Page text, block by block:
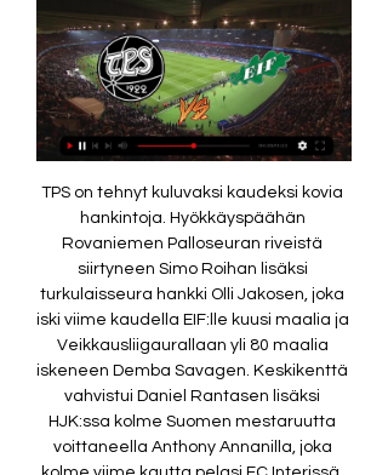
TPS on tehnyt kuluvaksi kaudeksi kovia hankintoja. Hyökkäyspäähän Rovaniemen Palloseuran riveistä siirtyneen Simo Roihan lisäksi turkulaisseura hankki Olli Jakosen, joka iski viime kaudella EIF:lle kuusi maalia ja Veikkausliigaurallaan yli 80 maalia iskeneen Demba Savagen. Keskikenttä vahvistui Daniel Rantasen lisäksi HJK:ssa kolme Suomen mestaruutta voittaneella Anthony Annanilla, joka kolme viime kautta pelasi FC Interissä. Myös puolustukseen liittyi Joonas Lakkamäki porilaisseura MuSasta. – Kun katsoo TPS:n tämän kauden hankintoja, pitäisi heidän voittaa kaikki ottelut ja mikään muu kuin suora liiganousu olisi heille iso pettymys. Meillä on kuitenkin hyvä kutina joukkueen sisällä ja lähdemme hakemaan kolmea pistettä Myllykoskelta Kotkaan, Lepola tuumaa. Lähde sinäkin kannustamaan KTP voittoon Myllykoskella pelattavasta kotiottelusta TPS:aa vastaan. KTP järjestää bussikuljetuksen KSOY Stadionilla pelattavaan otteluun Turun Palloseuraa vastaan. 

Ykkösen kausi 2022 – WikipediaYkkösen kausi 2022 Joukkueiden määrä 12 Ajankohta 2022 Mestari FC KTP Toinen sija TPS Kolmas sija FF Jaro Nousseet joukkueet Pudonneet joukkueet PK-35, PEPO, PIF Paras maalintekijä Mika (FC KTP) Paras pelaaja Kokonainen yleisömäärä 105 430[1] Yleisökeskiarvo 798[1] Ylempi sarjataso Veikkausliiga 2022 Alempi sarjataso Kakkonen 2022 ← 2021 2023 → Ykkösen kausi 2022 oli Suomen jalkapallon toiseksi korkeimman sarjatason Ykkösen 50. kausi. 

Kokonaisuudessaan se oli meiltä tasapainoinen esitys, mutta kaikki joukkueessa tiedostavat potentiaalimme nähtyä parempaan ja sitä olemme käyneet nyt läpi harjoituksissa, Lepola kertoo. Lepola tietää, että TPS on aloittanut kautensa kahdella voitolla, jossa joukkue on iskenyt yhteensä kuusi maalia. – TPS:ssa on tosi paljon rutinoituneita ja taitavia pelaajia. Puolustuslinjan ja maalivahtipelin pitää onnistua meiltä täydellisesti, mikäli haluamme napata pisteitä heitä vastaan. Olemme kuitenkin valmiita heidän kohtaamiseen, Lepola sanoo. 

30 2–1 (2–1) Brunell 19' Bushue 27' Raportti Efimov 25' Pietarsaaren keskuskenttä, PietarsaariYleisömäärä: 1 378Tuomari: Petri Viljanen 17. 30 4–0 (2–0) Jakonen 16' Roiha 27' Jakonen 48' Rantanen 81' Veritas Stadion, TurkuYleisömäärä: 2 389Tuomari: Dennis Antamo Tilastot[muokkaa | muokkaa wikitekstiä] Maalipörssi[muokkaa | muokkaa wikitekstiä] 15 maalia Mika (KTP) 12 maalia Adam Larsson (EIF) Aleksi Ristola (JäPS) 11 maalia Severi Kähkönen (FF Jaro) 10 maalia Topi Keskinen (MP) Irfan Sadik (PEPO) Oskari Sallinen (EIF) Simo Roiha (TPS) 9 maalia Aleksi Tarvonen (KTP) Olli Jakonen (TPS) 8 maalia Douglas Caé (Gnistan) Jonathan Muzinga (SJK Akatemia) Antti Ulmanen (JäPS) Joni Remesaho (FF Jaro) Kevin Beugré (MP) 7 maalia Gezim Voca (PIF) Joni Mäkelä (KTP) Santeri Stenius (KTP) Charalampos Chantzopoulos (KPV) 6 maalia Alhaji Gero (FF Jaro) Valentin Gasc (SJK Akatemia) Olmes García (PK-35) Rony Huhtala (Gnistan) Hussein Mohamed (PK-35) David Ramadingaye (KTP) Valdrin Rashica (EIF) Oskar Pihlaja (SJK Akatemia) Viisi maalia Momodou Sarr (Gnistan) Willem Haapiainen (KPV) Linus Rönnberg (TPS) Xhevdet Gela (PK-35) Jonathan Dunyin (FF Jaro) Kasper Hämäläinen (TPS) Antti Mäkijärvi (KTP) Roope Huhtala (PEPO) Daniel Rantanen (TPS) Neljä maalia Kingsley Ofori (SJK Akatemia) Benjamin Heikkinen (PIF) Albin Björkskog (FF Jaro) Santeri Mäkinen (KPV) Miguel Ángel Medina Asprilla (PK-35) Miika Kauppila (KPV) Juuso Liukkonen (MP) Esa Terävä (PK-35) Antonio Hotta (FF Jaro) Markus Kronholm (FF Jaro) Emile Paul Tendeng (FF Jaro) Fabian (Gnistan) Albijon Muzaci (TPS) Yoshiaki Kikuchi (Gnistan) Kuukauden pelaajat[muokkaa | muokkaa wikitekstiä] Kuukausi Kuukauden pelaaja Lähde Pelaaja Seura Huhtikuu Simo Roiha [8] Toukokuu Adam Larsson [9] Kesäkuu Jere Koponen [10] Heinäkuu Aleksi Tarvonen [11] Elokuu David Ramadingaye [12] Syyskuu Miguel Ángel Junco Martínez [13] Paras pelaaja[muokkaa | muokkaa wikitekstiä] Jalkapallon Pelaajayhdistys valitsi vuoden 2022 Ykkösen parhaan pelaajan pelaajien oman äänestyksen perusteella:[14] Vuoden paras pelaaja: Mika KTP Vuoden maalivahti: Jere Koponen TPS Vuoden puolustaja: Samba Benga TPS Vuoden keskikenttäpelaaja: Kasper Hämäläinen TPS Vuoden hyökkääjä: Mika KTP Lähteet[muokkaa | muokkaa wikitekstiä] ↑ a b Ykkönen - Attendance figures - Attendances 2022 Transfermarkt. 

KTP:n riveissä kolmannen kautensa aloittanut maalivahti Anton Lepola on alkujaan TPS:n kasvatti. Turkulaisten edustusjoukkueessa Lepola pelasi kaudella 2019, jolloin torjuntavastuuta kertyi kuudessa Ykkösen ottelussa. – Onhan siinä aina hieman ekstralatausta, kun pelaa Tepsiä vastaan. Vastassa on tuttuja pelaajia ja tuttu organisaatio. Ei sitä käy kieltäminen, etteikö TPS ole ollut iso osa elämääni. Odotamme koko joukkueena jo vesi kielellä torstain ottelua. Niin monta kertaa olen jo TPS:aa vastaan pelannut, ettei enää ole pelkoa ylilatauksesta, Lepola sanoo. Lepola oli tyytyväinen sarja-avaukseen, joka toi KTP:lle täydet kolme sarjapistettä, vaikka parannettavaa jäikin. – Kauden aloituksessa oli tärkeintä, että saimme täydet pisteet ja pidettyä nollan omissa. Meillä oli paikkoja tehdä useampiakin maaleja, mutta tällä kertaa yhden maalin tekeminen riitti voittoon. 

TPS vs EIF - live score, predicted lineups and H2H stats. 18.8.2022 — TPS vs EIF on Thu, Aug 18, 2022, 15:30 UTC ended 2 - 2. Check live results, H2H, match stats, lineups, player ratings, insights, team forms, ...

100-vuotisjuhlavuottaan viettävä TPS on voittanut molemmat kuluvan kauden Ykkösen otteluaan tehden molemmissa peräti kolme maalia. Ensimmäisessä ottelussa EIF kaatui maalein 3–1 ja toisessa sarjanousija JäPS 3–0. Avausottelussa tehopelaajana toimi Daniel Rantanen, joka viimeisteli yhden ja teki kahteen maaliin esityön. JäPS-kaadossa kunnostautui vuorostaan hattutempun iskenyt Simo Roiha ja 16-vuotias kolmannen polven tepsiläinen Jasper Jalonen, joka antoi kaksi maalisyöttöä ja hankki joukkueellen rangaistuspotkun. 

EIF - TPS 0-3 13. 3. 2022 Ykköscup: AnnaBet. comPääsivuOhjelmatTotoMonivetoVakioTulosveto1x2->AsianHCBet SimulatorBetExToolPoissoNed! PoissoNed! UmtSijavetolaskuriRandomizerWizard Of OddsJääkiekkoTilastotTuloksetTuloshakuMM-kisatOlympialaisetJalkapalloTilastotTuloksetTuloshakuEuro 2024World Cup 2026Africa Cup of N. Asian CupWorld Cup U20Euro U17Euro U21KoripalloTilastotTuloksetTuloshakuLisää... RekisteröidyLentopalloBaseballNFLBlogiVerkkokauppaVeikkauskalenteriPrivacy NoticeYhteydenotto Languages English/ROW English/USA Español Deutsch Italiano Русский Українська Polski Slovenščina Svenska Česky Slovenský Suomi Tervetuloa vieras Kirjaudu Rekisteröidy 13. 03. 

TPS vs EIF H2H 2 oct 2023 Head to Head stats predictionWe invite you to check TPS and EIF match statistict (Tab Stats->Match statistics), where you will find out who is the best scorer. Also you can check the statistics of possession, shots, corners, offsides, and many other applications. In tab Goals stats (tab Stats->Goals stats) check how many loses and scored goals per game, how many games won and lost to zero. You will find what results teams TPS and EIF usually end matches with divided into first and second half. 

TPS live tulospalvelu, tulokset, otteluohjelma, TPS - Ekenäs IF live | Jalkapallo, SuomiAPUA: Olet joukkueen TPS -tulossivulla Jalkapallo/Suomi -alueella. Flashscore. fi tarjoaa joukkueen TPS live tulospalvelun, lopputulokset ja otteluiden tilanteet, sarjataulukot ja otteluiden yksityiskohdat (maalintekijät, punaiset kortit, kerroinvertailun,... ). Joukkueen TPS tulosten lisäksi voit seurata Flashscore. fiista yli 1000 eri jalkapallosarjaa yli 90 eri maasta ympäri maailman. Klikkaa maan nimeä vasemmasta valikosta ja valitse haluamasi kilpailu (liigojen tulokset, kansallisten cupien live tulokset, muut kilpailut). 

2022 Ykköscup 2022 Izločanje 1/2 Finals EIF 0-3 TPS (0-2, 0-1)05. 2022 EIF - KPV 1-0 edelliset ottelutTPS - SJK Akatemia 3-0 05. 2022 Vertaa EIF vs TPS Vertaa ennen 13. 2022 (Pro)Kertoimet 1x2 EIFxTPSVeikkaus 3. 50 3. 50 1. 90 1. Puoliaika 1x2 (0-2)EIFxTPSRekisteröidy tai kirjaudu sisään. 18 455 euroa naisten MM-kisoista! 1. 8. 2023: Tulosseurantaamme tallentuneiden pelattujen rivien perusteella huippukertoimisen MM-jalkapallo-Monivedon täysosuma pelattiin AnnaBetin Monivetoavulla. Voittosumma oli 18 455 euroa. 

Sarjassa oli mukana 12 joukkuetta. [2] Sarjassa pelattiin kaksinkertainen runkosarja, jonka jälkeen sarja jakautui kuuden joukkueen ylempään jatkosarjaan ja kuuden joukkueen alempaan jatkosarjaan, jotka pelattiin yksinkertaisina sarjoina. Runkosarjan pisteet tulivat mukaan jatkosarjoihin. Ylemmän jatkosarjan voittaja nousi suoraan Veikkausliigaan. Ylemmän jatkosarjan sijoille 3 ja 4 sijoittuneet joukkueet pelasivat yksiosaisen karsintaottelun 3. sijoittuneen kotikentällä, jonka voittaja pelasi ylemmän jatkosarjan 2. 

heinäkuuta 2022[5] Jonatan Johansson 25. syyskuuta 2022[6] 2. 26. syyskuuta 2022[7] Sarjataulukko[muokkaa | muokkaa wikitekstiä] Sij. Joukkuen • k • m O V T H TM PM ME P Karsinta tai putoaminen[a] 1 KTP (N) 27 17 4 6 60 28 +32 55 Nousee Veikkausliigaan. 2 15 7 5 47 23 +24 52 Pääsee Ykkösen karsintapeleihin. 3 Jaro 29 +26 50 10 8 9 46 41 +5 38 32 45 −13 36 13 37 57 −20 34 Gnistan 11 +7 40 48 42 +6 43 +3 35 PK-35 (P) −16 31 Putoaminen Kakkoseen PEPO (P) 14 56 −22 PIF (P) 21 61 −32 16 Lähde: Palloliitto, SoccerwaySijoituksen määrittäminen: 1) Pisteet; 2) Maaliero; 3) Tehdyt maalit(N) Noussut; (P) Pudonnut. Huomautukset: ↑ Joukkueet pelaavat kahdesti toisiaan vastaan (22 ottelua), jonka jälkeen sarja jakautuu kahteen osaan (6 parasta ja 6 huonointa). 

TPS Turku vs EIF Ekenas predictions and stats - 02 Oct 2023 1 päivä sitten — 2022. TPS Turku · 2 - 2 (2 - 0) · EIF Ekenas. Fi2. 18/04. 2022. EIF Ekenas · 1 - 3 (0 - 1) · TPS Turku. Fi2. 14/10. 2021. TPS Turku · 1 - 1 (0 - ...

Bussikuljetus otteluun lähtevät kello 17 Kotkasta Huippuravintola Haka-Pirtin kulmalta ja paluukuljetus ottelun päätyttyä KSOY Stadionin vierestä. Paikkoja on vain rajoitetusti, joten toimi ripeästi! Paikkoja voi ostaa KTP:n verkkokaupasta t